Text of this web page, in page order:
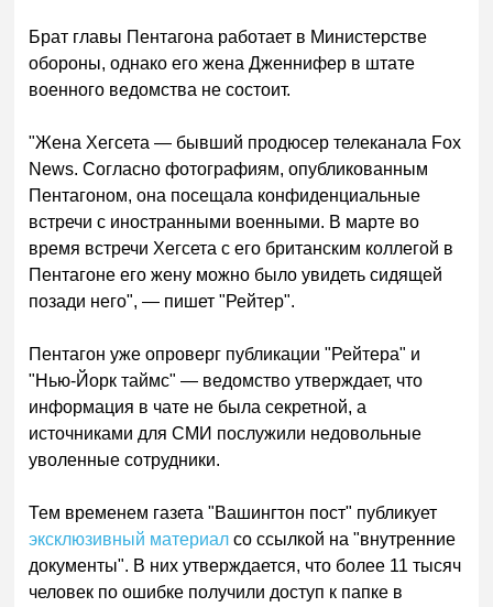
Брат главы Пентагона работает в Министерстве
обороны, однако его жена Дженнифер в штате
военного ведомства не состоит.
"Жена Хегсета — бывший продюсер телеканала Fox
News. Согласно фотографиям, опубликованным
Пентагоном, она посещала конфиденциальные
встречи с иностранными военными. В марте во
время встречи Хегсета с его британским коллегой в
Пентагоне его жену можно было увидеть сидящей
позади него", — пишет "Рейтер".
Пентагон уже опроверг публикации "Рейтера" и
"Нью-Йорк таймс" — ведомство утверждает, что
информация в чате не была секретной, а
источниками для СМИ послужили недовольные
уволенные сотрудники.
Тем временем газета "Вашингтон пост" публикует
эксклюзивный материалсо ссылкой на "внутренние
документы". В них утверждается, что более 11 тысяч
человек по ошибке получили доступ к папке в